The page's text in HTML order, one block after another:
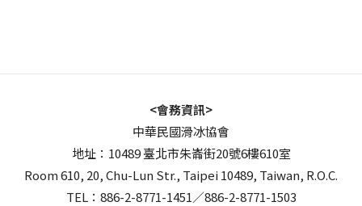
<會務資訊>
中華民國滑冰協會
地址：10489 臺北市朱崙街20號6樓610室
Room 610, 20, Chu-Lun Str., Taipei 10489, Taiwan, R.O.C.
TEL：886-2-8771-1451／886-2-8771-1503